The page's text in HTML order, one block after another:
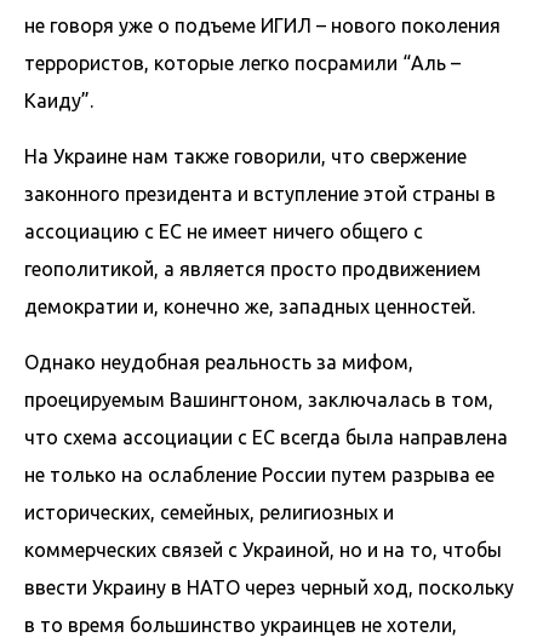
не говоря уже о подъеме ИГИЛ – нового поколения
террористов, которые легко посрамили “Аль –
Каиду”.
На Украине нам также говорили, что свержение
законного президента и вступление этой страны в
ассоциацию с ЕС не имеет ничего общего с
геополитикой, а является просто продвижением
демократии и, конечно же, западных ценностей.
Однако неудобная реальность за мифом,
проецируемым Вашингтоном, заключалась в том,
что схема ассоциации с ЕС всегда была направлена
не только на ослабление России путем разрыва ее
исторических, семейных, религиозных и
коммерческих связей с Украиной, но и на то, чтобы
ввести Украину в НАТО через черный ход, поскольку
в то время большинство украинцев не хотели,